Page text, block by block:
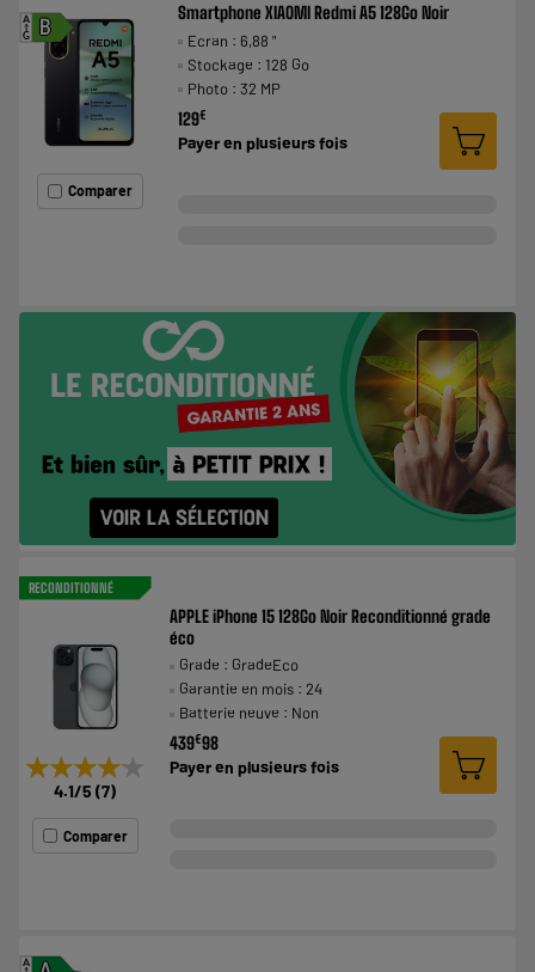
B
A
G
Comparer
Smartphone XIAOMI Redmi A5 128Go Noir
Ecran : 6,88 "
Stockage : 128 Go
Photo : 32 MP
129€
Payer en plusieurs fois
RECONDITIONNÉ
★★★★★
★★★★★
4.1/5 (7)
Comparer
APPLE iPhone 15 128Go Noir Reconditionné grade
éco
Grade : GradeEco
Garantie en mois : 24
Batterie neuve : Non
439€98
Payer en plusieurs fois
A